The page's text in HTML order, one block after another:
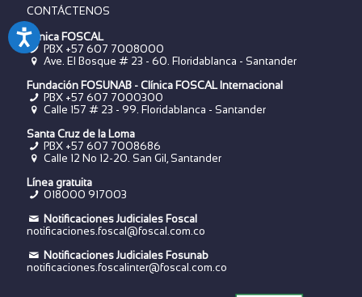
CONTÁCTENOS
Clínica FOSCAL
PBX +57 607 7008000
Ave. El Bosque # 23 - 60. Floridablanca - Santander
Fundación FOSUNAB - Clínica FOSCAL Internacional
PBX +57 607 7000300
Calle 157 # 23 - 99. Floridablanca - Santander
Santa Cruz de la Loma
PBX +57 607 7008686
Calle 12 No 12-20. San Gil, Santander
Línea gratuita
018000 917003
Notificaciones Judiciales Foscal
notificaciones.foscal@foscal.com.co
Notificaciones Judiciales Fosunab
notificaciones.foscalinter@foscal.com.co